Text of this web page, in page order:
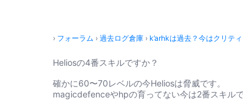
› フォーラム › 過去ログ倉庫 › k’arhkは過去？今はクリテ
Heliosの4番スキルですか？
確かに60〜70レベルの今Heliosは脅威です。
magicdefenceやhpの育ってない今は2番スキル